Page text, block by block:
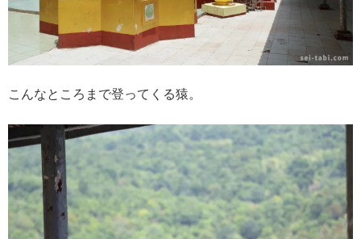
こんなところまで登ってくる猿。